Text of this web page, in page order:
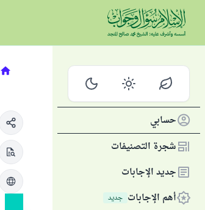
حسابي
شجرة التصنيفات
جديد الإجابات
أهم الإجابات جديد